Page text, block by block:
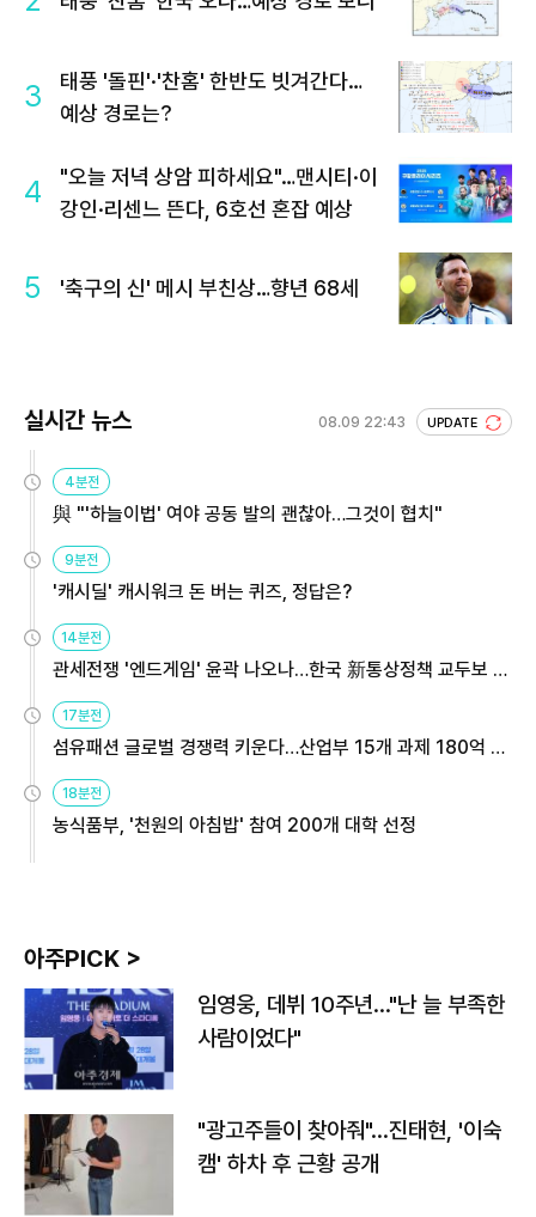
3
태풍 '돌핀'·'찬홈' 한반도 빗겨간다…
예상 경로는?
4
"오늘 저녁 상암 피하세요"…맨시티·이
강인·리센느 뜬다, 6호선 혼잡 예상
5 '축구의 신' 메시 부친상…향년 68세
실시간 뉴스 08.09 22:43 UPDATE
4분전
與 "'하늘이법' 여야 공동 발의 괜찮아…그것이 협치"
9분전
'캐시딜' 캐시워크 돈 버는 퀴즈, 정답은?
14분전
관세전쟁 '엔드게임' 윤곽 나오나…한국 新통상정책 교두보 활
17분전
섬유패션 글로벌 경쟁력 키운다…산업부 15개 과제 180억 지
18분전
농식품부, '천원의 아침밥' 참여 200개 대학 선정
아주PICK >
임영웅, 데뷔 10주년…"난 늘 부족한
사람이었다"
"광고주들이 찾아줘"…진태현, '이숙
캠' 하차 후 근황 공개